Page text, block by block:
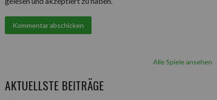
Alle Spiele ansehen
AKTUELLSTE BEITRÄGE